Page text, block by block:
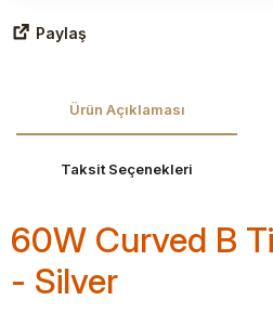
Paylaş
Ürün Açıklaması
Taksit Seçenekleri
60W Curved B
- Silver